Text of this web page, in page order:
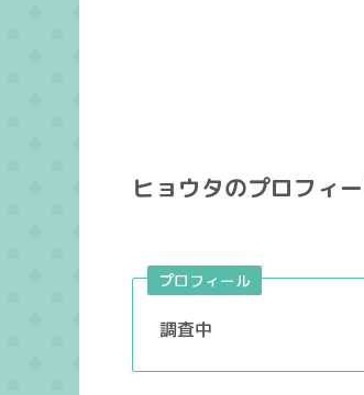
ヒョウタのプロフィ
プロフィール
調査中